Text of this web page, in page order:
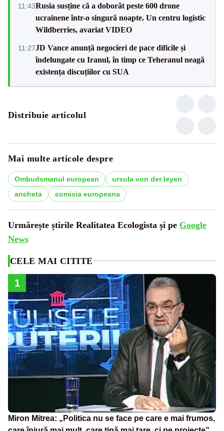
11:43Rusia susține că a doborât peste 600 drone
ucrainene într-o singură noapte. Un centru logistic
Wildberries, avariat VIDEO
11:27JD Vance anunță negocieri de pace dificile și
îndelungate cu Iranul, în timp ce Teheranul neagă
existența discuțiilor cu SUA
Distribuie articolul
Mai multe articole despre
Ombudsmanul european
ursula von der leyen
ancheta
comisia europeana
Urmărește știrile Realitatea Ecologista și pe Google
News
CELE MAI CITITE
1
Miron Mitrea: „Politica nu se face pe care e mai frumos,